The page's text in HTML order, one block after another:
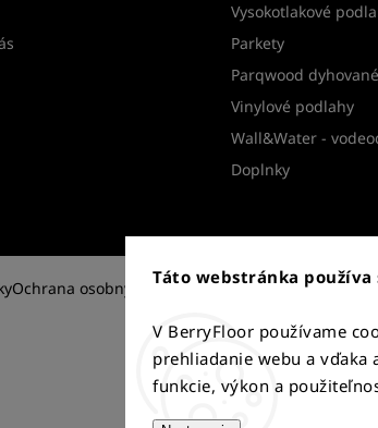
Táto webstránka používa
V BerryFloor používame
prehliadanie webu a vďaka
funkcie, výkon a
Vysokotlakové
Parkety
Parqwood
Vinylové podlahy
Wall&Water -
Doplnky
Ochrana osobných údajovReklamácia a vrátenie